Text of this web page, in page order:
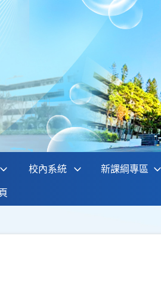
校內系統 新課綱專區